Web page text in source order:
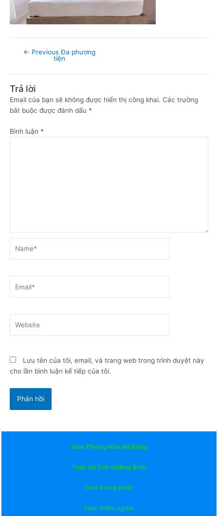
← Previous Đa phương
tiện
Trả lời
Email của bạn sẽ không được hiển thị công khai. Các trường
bắt buộc được đánh dấu *
Bình luận *
Lưu tên của tôi, email, và trang web trong trình duyệt này
cho lần bình luận kế tiếp của tôi.
Tour Phong Nha Kẻ Bàng
Tour du lịch Quảng Bình
Tour trong nước
Tour nước ngoài